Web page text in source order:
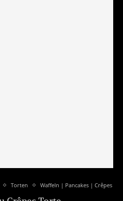
Torten Waffeln | Pancakes | Crêpes